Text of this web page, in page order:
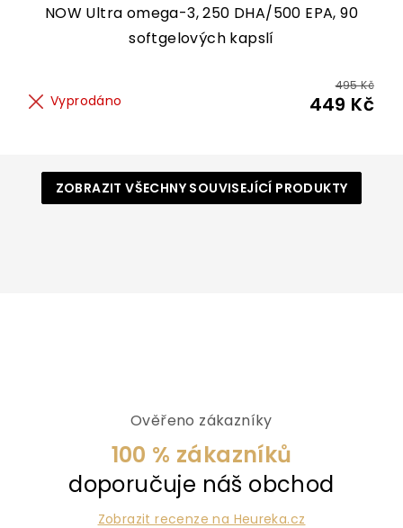
NOW Ultra omega-3, 250 DHA/500 EPA, 90
softgelových kapslí
Vyprodáno
495 Kč
449 Kč
ZOBRAZIT VŠECHNY SOUVISEJÍCÍ PRODUKTY
Ověřeno zákazníky
100 % zákazníků
doporučuje náš obchod
Zobrazit recenze na Heureka.cz